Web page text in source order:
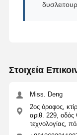
Στοιχεία
Miss. Deng
2ος όροφος,
αριθ. 229,
τεχνολογίας,